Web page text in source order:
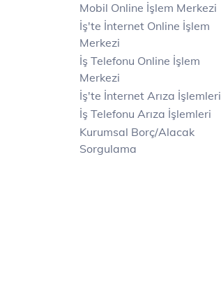
Mobil Online İşlem Merkezi
İş'te İnternet Online İşlem
Merkezi
İş Telefonu Online İşlem
Merkezi
İş'te İnternet Arıza İşlemleri
İş Telefonu Arıza İşlemleri
Kurumsal Borç/Alacak
Sorgulama